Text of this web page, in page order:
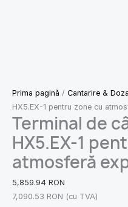
Prima pagină / Cantarire &
HX5.EX-1 pentru zone cu
Terminal de
HX5.EX-1
atmosferă
5,859.94 RON
7,090.53 RON (cu TVA)